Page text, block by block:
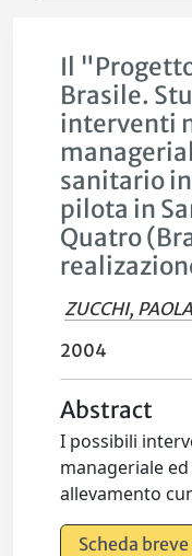
Il
Brasile.
interventi
sanitario
pilota in
Quatro
ZUCCHI, PAOLA
2004
Abstract
I possibili
manageriale
allevamento
Scheda breve